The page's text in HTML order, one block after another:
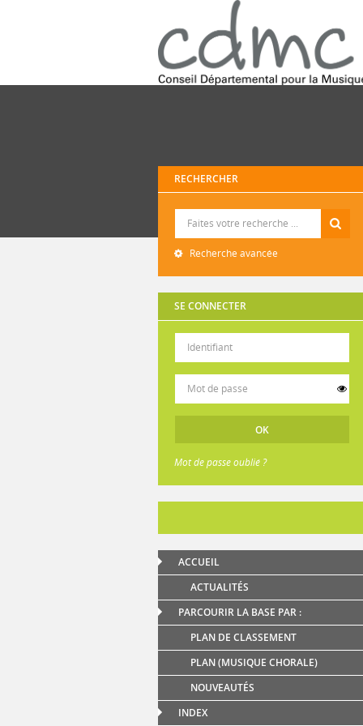
RECHERCHER
Recherche avancée
SE CONNECTER
Mot de passe oublié ?
ACCUEIL
ACTUALITÉS
PARCOURIR LA BASE PAR :
PLAN DE CLASSEMENT
PLAN (MUSIQUE CHORALE)
NOUVEAUTÉS
INDEX